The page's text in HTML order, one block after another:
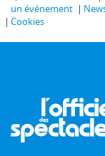
un événement
Cookies